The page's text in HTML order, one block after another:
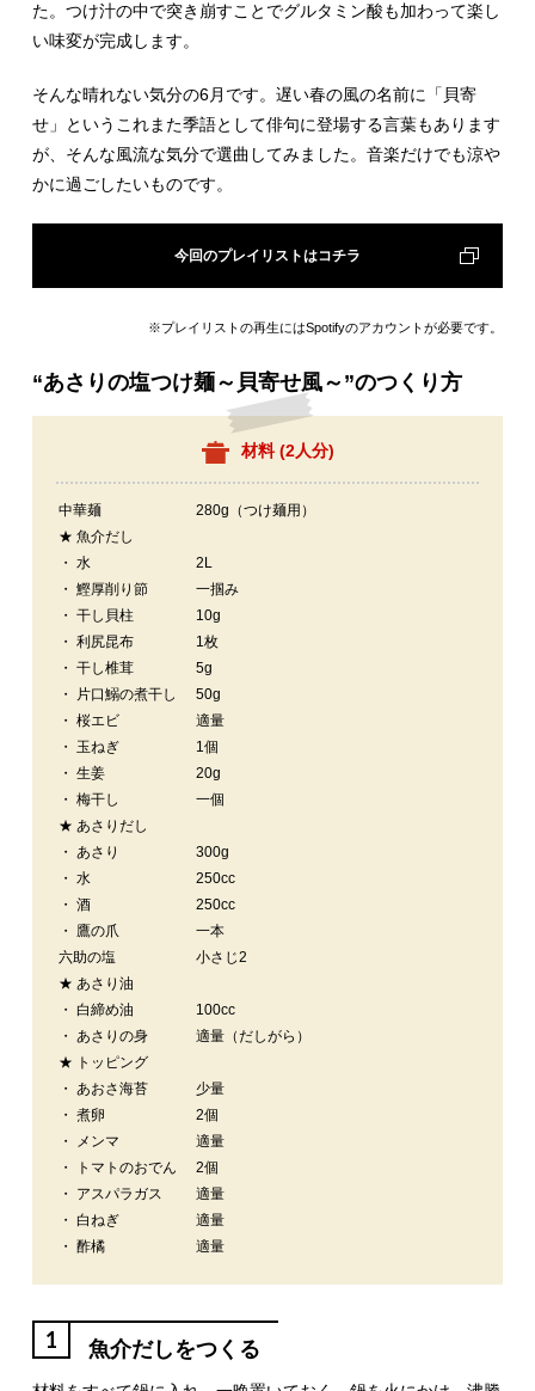
た。つけ汁の中で突き崩すことでグルタミン酸も加わって楽し
い味変が完成します。
そんな晴れない気分の6月です。遅い春の風の名前に「貝寄
せ」というこれまた季語として俳句に登場する言葉もあります
が、そんな風流な気分で選曲してみました。音楽だけでも涼や
かに過ごしたいものです。
今回のプレイリストはコチラ
※プレイリストの再生にはSpotifyのアカウントが必要です。
“あさりの塩つけ麺～貝寄せ風～”のつくり方
材料 (2人分)
中華麺
280g（つけ麺用）
★ 魚介だし
・ 水
2L
・ 鰹厚削り節
一掴み
・ 干し貝柱
10g
・ 利尻昆布
1枚
・ 干し椎茸
5g
・ 片口鰯の煮干し
50g
・ 桜エビ
適量
・ 玉ねぎ
1個
・ 生姜
20g
・ 梅干し
一個
★ あさりだし
・ あさり
300g
・ 水
250cc
・ 酒
250cc
・ 鷹の爪
一本
六助の塩
小さじ2
★ あさり油
・ 白締め油
100cc
・ あさりの身
適量（だしがら）
★ トッピング
・ あおさ海苔
少量
・ 煮卵
2個
・ メンマ
適量
・ トマトのおでん
2個
・ アスパラガス
適量
・ 白ねぎ
適量
・ 酢橘
適量
1 魚介だしをつくる